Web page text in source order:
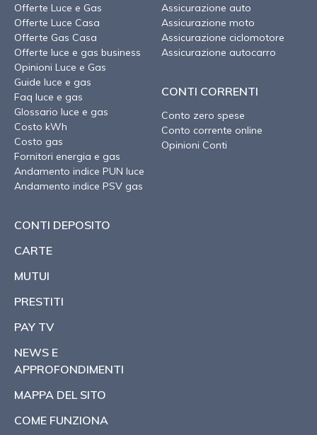
Offerte Luce e Gas
Offerte Luce Casa
Offerte Gas Casa
Offerte luce e gas business
Opinioni Luce e Gas
Guide luce e gas
Faq luce e gas
Glossario luce e gas
Costo kWh
Costo gas
Fornitori energia e gas
Andamento indice PUN luce
Andamento indice PSV gas
Assicurazione auto
Assicurazione moto
Assicurazione ciclomotore
Assicurazione autocarro
CONTI CORRENTI
Conto zero spese
Conto corrente online
Opinioni Conti
CONTI DEPOSITO
CARTE
MUTUI
PRESTITI
PAY TV
NEWS E
APPROFONDIMENTI
MAPPA DEL SITO
COME FUNZIONA